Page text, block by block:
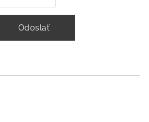
Odoslať